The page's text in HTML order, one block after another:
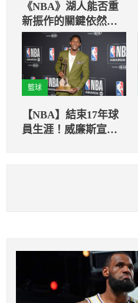
《NBA》湖人能否重
新振作的關鍵依然是
A.戴維斯
籃球
【NBA】結束17年球
員生涯！威廉斯宣布